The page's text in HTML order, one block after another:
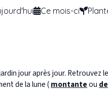
Ce mois-ci
jour après jour. Retrouvez
de la lune (montanteou